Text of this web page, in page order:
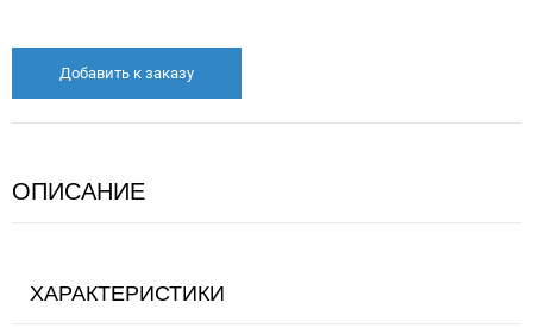
Добавить к заказу
ОПИСАНИЕ
ХАРАКТЕРИСТИКИ